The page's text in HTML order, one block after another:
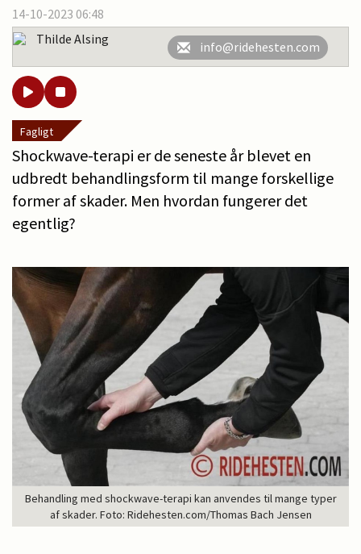
14-10-2023 06:48
Thilde Alsing
info@ridehesten.com
Fagligt
Shockwave-terapi er de seneste år blevet en
udbredt behandlingsform til mange forskellige
former af skader. Men hvordan fungerer det
egentlig?
Behandling med shockwave-terapi kan anvendes til mange typer
af skader. Foto: Ridehesten.com/Thomas Bach Jensen